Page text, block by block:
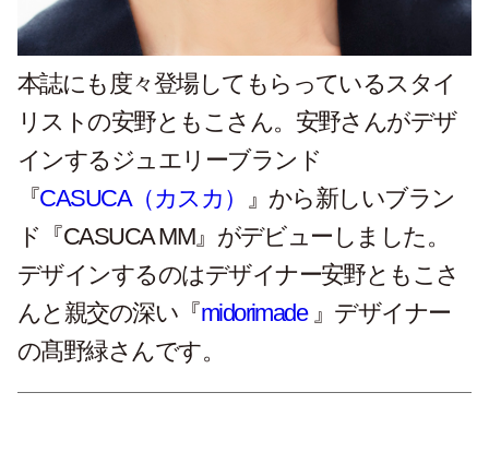
本誌にも度々登場してもらっているスタイ
リストの安野ともこさん。安野さんがデザ
インするジュエリーブランド
『CASUCA（カスカ）
』から新しいブラン
ド『CASUCA MM』がデビューしました。
デザインするのはデザイナー安野ともこさ
んと親交の深い『midorimade』デザイナー
の髙野緑さんです。